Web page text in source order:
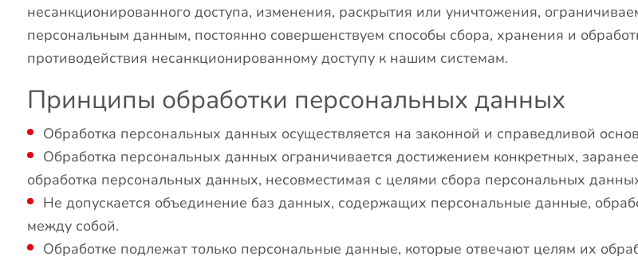
несанкционированного доступа, изменения, раскрытия или уничтожения,
персональным данным, постоянно совершенствуем способы сбора, хранения и
противодействия несанкционированному доступу к нашим системам.
Принципы обработки персональных данных
Обработка персональных данных осуществляется на законной и справедливой
Обработка персональных данных ограничивается достижением конкретных,
обработка персональных данных, несовместимая с целями сбора персональных
Не допускается объединение баз данных, содержащих персональные данные,
между собой.
Обработке подлежат только персональные данные, которые отвечают целям их